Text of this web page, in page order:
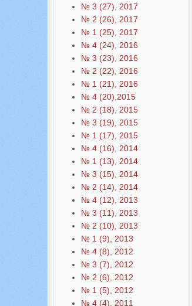
№ 3 (27), 2017
№ 2 (26), 2017
№ 1 (25), 2017
№ 4 (24), 2016
№ 3 (23), 2016
№ 2 (22), 2016
№ 1 (21), 2016
№ 4 (20),2015
№ 2 (18), 2015
№ 3 (19), 2015
№ 1 (17), 2015
№ 4 (16), 2014
№ 1 (13), 2014
№ 3 (15), 2014
№ 2 (14), 2014
№ 4 (12), 2013
№ 3 (11), 2013
№ 2 (10), 2013
№ 1 (9), 2013
№ 4 (8), 2012
№ 3 (7), 2012
№ 2 (6), 2012
№ 1 (5), 2012
№ 4 (4), 2011